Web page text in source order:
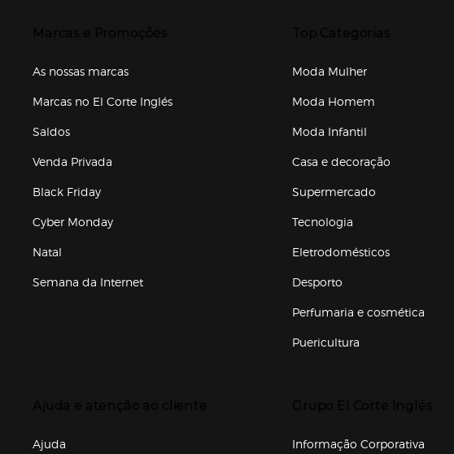
As nossas marcas
Marcas no El Corte Inglés
Saldos
Venda Privada
Black Friday
Cyber Monday
Natal
Semana da Internet
Moda Mulher
Moda Homem
Moda Infantil
Casa e decoração
Supermercado
Tecnologia
Eletrodomésticos
Desporto
Perfumaria e cosmética
Puericultura
Ajuda
Informação Corporativa
Enlaces de grupo el corte inglés